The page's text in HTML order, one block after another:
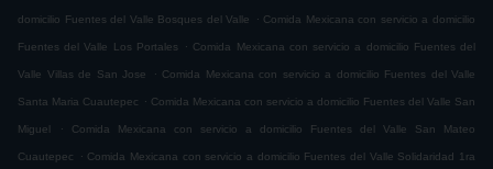
domicilio Fuentes del Valle Bosques del Valle . Comida Mexicana con servicio a domicilio
Fuentes del Valle Los Portales . Comida Mexicana con servicio a domicilio Fuentes del
Valle Villas de San Jose . Comida Mexicana con servicio a domicilio Fuentes del Valle
Santa Maria Cuautepec . Comida Mexicana con servicio a domicilio Fuentes del Valle San
Miguel . Comida Mexicana con servicio a domicilio Fuentes del Valle San Mateo
Cuautepec . Comida Mexicana con servicio a domicilio Fuentes del Valle Solidaridad 1ra